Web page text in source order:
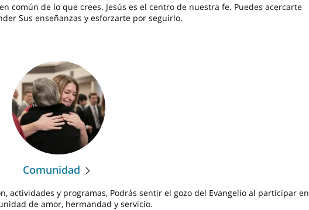
común de lo que crees. Jesús es el centro de nuestra fe. Puedes acercarte
Sus enseñanzas y esforzarte por seguirlo.
Comunidad
actividades y programas, Podrás sentir el gozo del Evangelio al participar en
de amor, hermandad y servicio.